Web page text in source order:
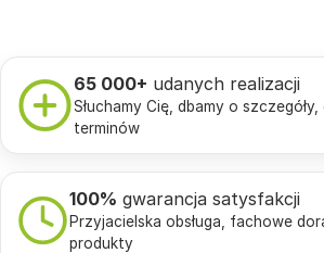
65 000+ udanych realizacji
Słuchamy Cię, dbamy o
terminów
100% gwarancja satysfakcji
Przyjacielska obsługa, fachowe
produkty